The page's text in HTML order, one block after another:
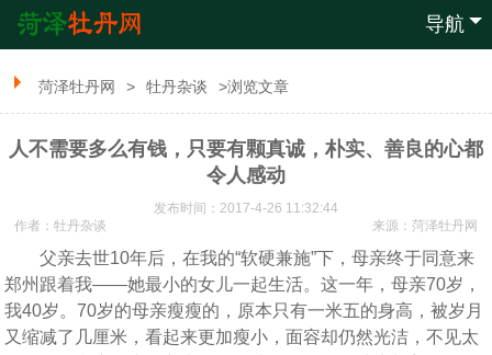
导航
菏泽牡丹网 > 牡丹杂谈 >浏览文章
人不需要多么有钱，只要有颗真诚，朴实、善良的心都
令人感动
发布时间：2017-4-26 11:32:44
来源： 菏泽牡丹网
作者：牡丹杂谈
父亲去世10年后，在我的“软硬兼施”下，母亲终于同意来
郑州跟着我——她最小的女儿一起生活。这一年，母亲70岁，
我40岁。70岁的母亲瘦瘦的，原本只有一米五的身高，被岁月
又缩减了几厘米，看起来更加瘦小，面容却仍然光洁，不见太